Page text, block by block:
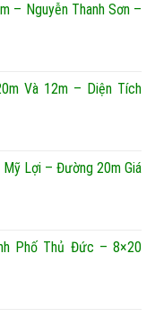
– Nguyễn Thanh Sơn –
Và 12m – Diện Tích
Lợi – Đường 20m Giá
Phố Thủ Đức – 8×20